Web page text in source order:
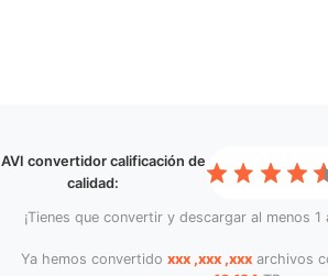
AVI convertidorcalificación de
calidad:
¡Tienes que convertir y descargar al menos
Ya hemos convertido xxx ,xxx ,xxx archivos